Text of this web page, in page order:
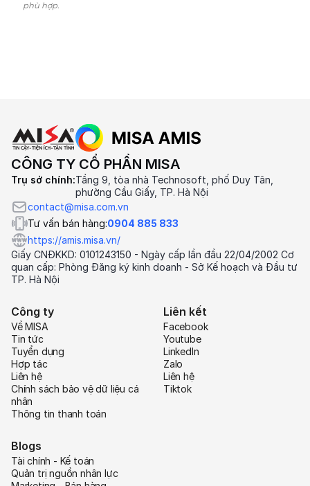
phù hợp.
CÔNG TY CỔ PHẦN MISA
Trụ sở chính:Tầng 9, tòa nhà Technosoft, phố Duy Tân,
phường Cầu Giấy, TP. Hà Nội
contact@misa.com.vn
Tư vấn bán hàng:0904 885 833
https://amis.misa.vn/
Giấy CNĐKKD: 0101243150 - Ngày cấp lần đầu 22/04/2002 Cơ
quan cấp: Phòng Đăng ký kinh doanh - Sở Kế hoạch và Đầu tư
TP. Hà Nội
Công ty
Về MISA
Tin tức
Tuyển dụng
Hợp tác
Liên hệ
Chính sách bảo vệ dữ liệu cá
nhân
Thông tin thanh toán
Liên kết
Facebook
Youtube
LinkedIn
Zalo
Liên hệ
Tiktok
Blogs
Tài chính - Kế toán
Quản trị nguồn nhân lực